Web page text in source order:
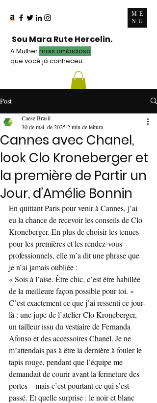
ME
NU
Sou Mara Rute Hercelin.
A Mulhermais ambiciosa
que você já conheceu.
Post
Cannes avec Chanel,
look Clo Kroneberger et
la première de Partir un
Jour, d’Amélie Bonnin
Caese Brasil
30 de mai. de 20252 min de leitura
En quittant Paris pour venir à Cannes, j’ai
eu la chance de recevoir les conseils de Clo
Kroneberger. En plus de choisir les tenues
pour les premières et les rendez-vous
professionnels, elle m’a dit une phrase que
je n’ai jamais oubliée :
« Sois à l’aise. Être chic, c’est être habillée
de la meilleure façon possible pour toi. »
C’est exactement ce que j’ai ressenti ce jour-
là : une jupe de l’atelier Clo Kroneberger,
un tailleur issu du vestiaire de Fernanda
Afonso et des accessoires Chanel. Je ne
m’attendais pas à être la dernière à fouler le
tapis rouge, pendant que l’équipe me
demandait de courir avant la fermeture des
portes – mais c’est pourtant ce qui s’est
passé. Et quelle surprise : le noir et blanc